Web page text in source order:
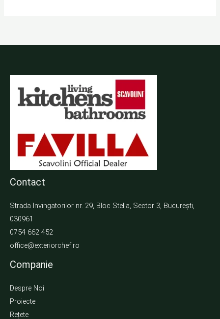
Contact
Strada Invingatorilor nr. 29, Bloc Stella, Sector 3, București,
030961
0754 662 452
office@exteriorchef.ro
Companie
Despre Noi
Proiecte
Rețete